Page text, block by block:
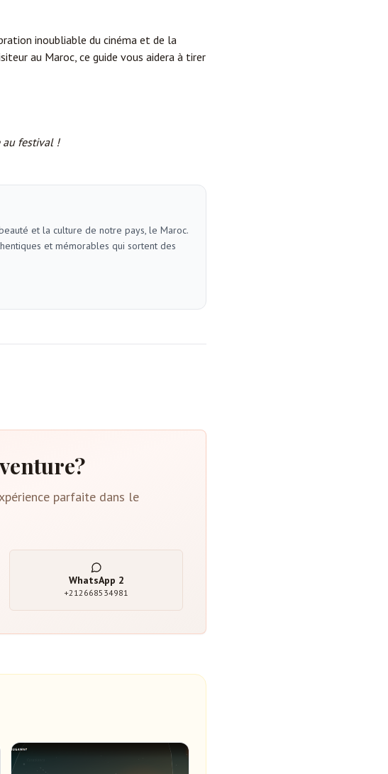
inoubliable du cinéma et de la
au Maroc, ce guide vous aidera à tirer
au festival !
et la culture de notre pays, le Maroc.
et mémorables qui sortent des
parfaite dans le
WhatsApp 2
+212668534981